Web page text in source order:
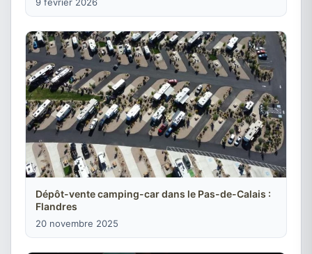
Dépôt-vente camping-car dans le Pas-de-Calais :
Flandres
20 novembre 2025